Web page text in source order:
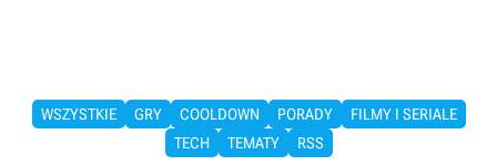
WSZYSTKIE GRY COOLDOWN PORADY
FILMY I SERIALE
TECH
TEMATY RSS